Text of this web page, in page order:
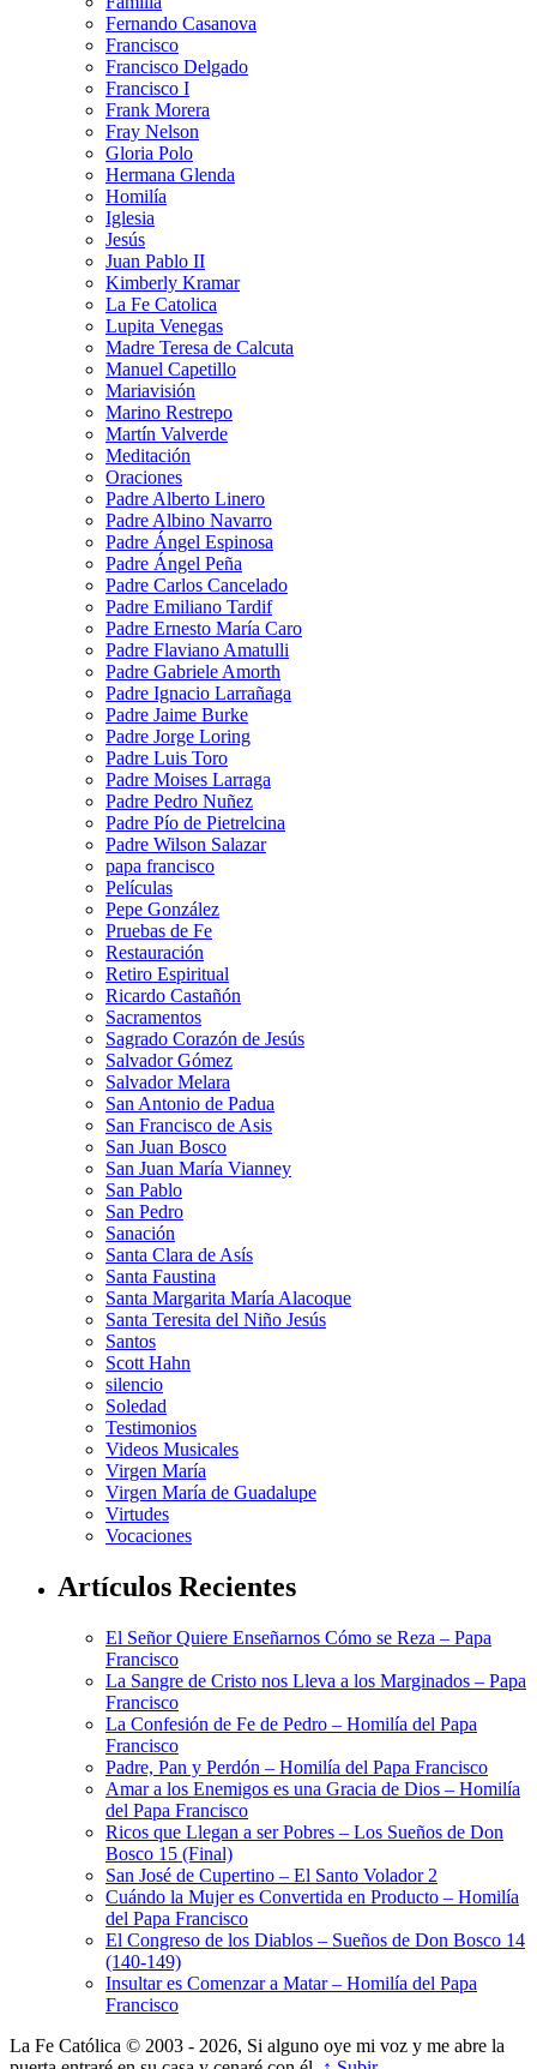
Fernando Casanova
Francisco
Francisco Delgado
Francisco I
Frank Morera
Fray Nelson
Gloria Polo
Hermana Glenda
Homilía
Iglesia
Jesús
Juan Pablo II
Kimberly Kramar
La Fe Catolica
Lupita Venegas
Madre Teresa de Calcuta
Manuel Capetillo
Mariavisión
Marino Restrepo
Martín Valverde
Meditación
Oraciones
Padre Alberto Linero
Padre Albino Navarro
Padre Ángel Espinosa
Padre Ángel Peña
Padre Carlos Cancelado
Padre Emiliano Tardif
Padre Ernesto María Caro
Padre Flaviano Amatulli
Padre Gabriele Amorth
Padre Ignacio Larrañaga
Padre Jaime Burke
Padre Jorge Loring
Padre Luis Toro
Padre Moises Larraga
Padre Pedro Nuñez
Padre Pío de Pietrelcina
Padre Wilson Salazar
papa francisco
Películas
Pepe González
Pruebas de Fe
Restauración
Retiro Espiritual
Ricardo Castañón
Sacramentos
Sagrado Corazón de Jesús
Salvador Gómez
Salvador Melara
San Antonio de Padua
San Francisco de Asis
San Juan Bosco
San Juan María Vianney
San Pablo
San Pedro
Sanación
Santa Clara de Asís
Santa Faustina
Santa Margarita María Alacoque
Santa Teresita del Niño Jesús
Santos
Scott Hahn
silencio
Soledad
Testimonios
Videos Musicales
Virgen María
Virgen María de Guadalupe
Virtudes
Vocaciones
Artículos Recientes
El Señor Quiere Enseñarnos Cómo se Reza – Papa
Francisco
La Sangre de Cristo nos Lleva a los Marginados – Papa
Francisco
La Confesión de Fe de Pedro – Homilía del Papa
Francisco
Padre, Pan y Perdón – Homilía del Papa Francisco
Amar a los Enemigos es una Gracia de Dios – Homilía
del Papa Francisco
Ricos que Llegan a ser Pobres – Los Sueños de Don
Bosco 15 (Final)
San José de Cupertino – El Santo Volador 2
Cuándo la Mujer es Convertida en Producto – Homilía
del Papa Francisco
El Congreso de los Diablos – Sueños de Don Bosco 14
(140-149)
Insultar es Comenzar a Matar – Homilía del Papa
Francisco
La Fe Católica © 2003 - 2026, Si alguno oye mi voz y me abre la